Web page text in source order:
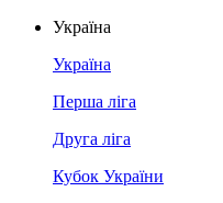
Україна
Україна
Перша ліга
Друга ліга
Кубок України